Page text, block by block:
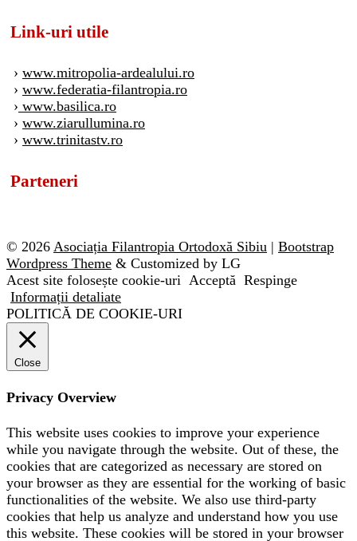
Link-uri utile
› www.mitropolia-ardealului.ro
› www.federatia-filantropia.ro
› www.basilica.ro
› www.ziarullumina.ro
› www.trinitastv.ro
Parteneri
© 2026 Asociația Filantropia Ortodoxă Sibiu | Bootstrap
Wordpress Theme & Customized by LG
Acest site folosește cookie-uri Acceptă Respinge
Informații detaliate
POLITICĂ DE COOKIE-URI
Close
Privacy Overview
This website uses cookies to improve your experience
while you navigate through the website. Out of these, the
cookies that are categorized as necessary are stored on
your browser as they are essential for the working of basic
functionalities of the website. We also use third-party
cookies that help us analyze and understand how you use
this website. These cookies will be stored in your browser